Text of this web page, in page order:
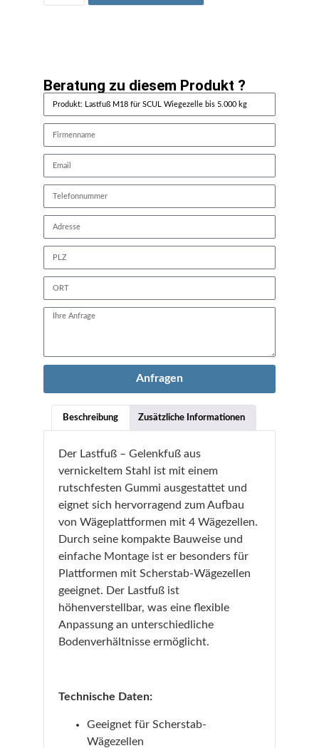
Beschreibung Zusätzliche Informationen
Der Lastfuß – Gelenkfuß aus
vernickeltem Stahl ist mit einem
rutschfesten Gummi ausgestattet und
eignet sich hervorragend zum Aufbau
von Wägeplattformen mit 4 Wägezellen.
Durch seine kompakte Bauweise und
einfache Montage ist er besonders für
Plattformen mit Scherstab-Wägezellen
geeignet. Der Lastfuß ist
höhenverstellbar, was eine flexible
Anpassung an unterschiedliche
Bodenverhältnisse ermöglicht.
Technische Daten:
Geeignet für Scherstab-
Wägezellen
Beratung zu diesem Produkt ?
Anfragen